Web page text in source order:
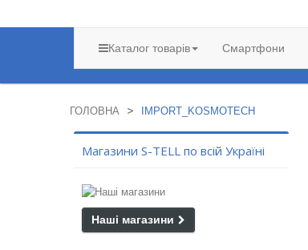
Каталог товарів Смартфони
ГОЛОВНА > IMPORT_KOSMOTECH
Магазини S-TELL по всій Україні
Наші магазини